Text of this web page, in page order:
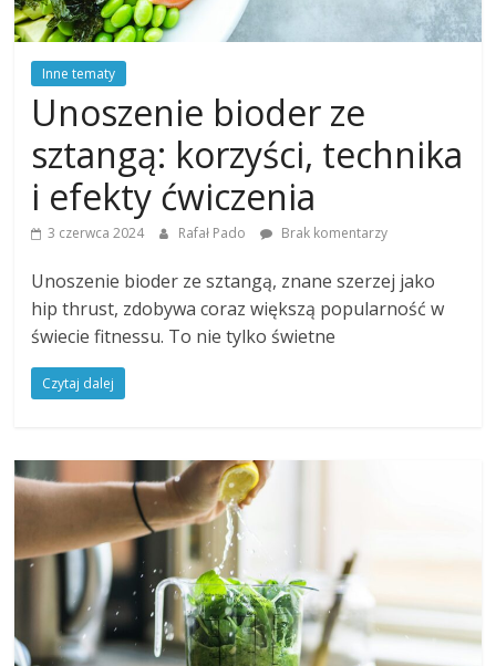
Inne tematy
Unoszenie bioder ze
sztangą: korzyści, technika
i efekty ćwiczenia
3 czerwca 2024 Rafał Pado Brak komentarzy
Unoszenie bioder ze sztangą, znane szerzej jako
hip thrust, zdobywa coraz większą popularność w
świecie fitnessu. To nie tylko świetne
Czytaj dalej